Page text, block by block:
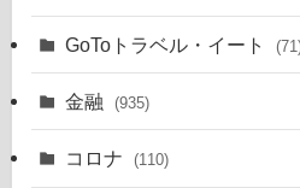
GoToトラベル・イート
金融 (935)
コロナ (110)